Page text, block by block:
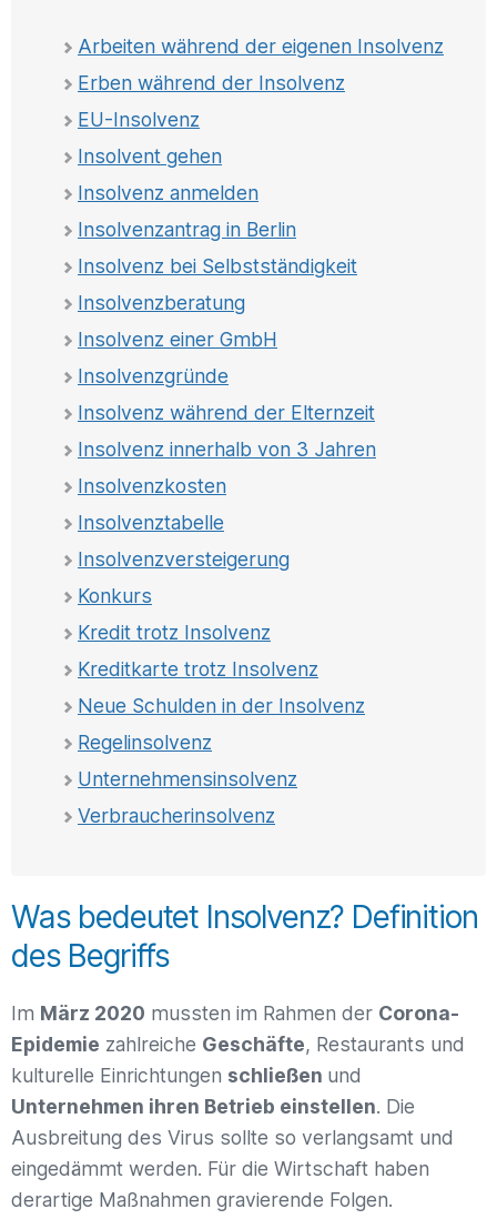
Arbeiten während der eigenen Insolvenz
Erben während der Insolvenz
EU-Insolvenz
Insolvent gehen
Insolvenz anmelden
Insolvenzantrag in Berlin
Insolvenz bei Selbstständigkeit
Insolvenzberatung
Insolvenz einer GmbH
Insolvenzgründe
Insolvenz während der Elternzeit
Insolvenz innerhalb von 3 Jahren
Insolvenzkosten
Insolvenztabelle
Insolvenzversteigerung
Konkurs
Kredit trotz Insolvenz
Kreditkarte trotz Insolvenz
Neue Schulden in der Insolvenz
Regelinsolvenz
Unternehmensinsolvenz
Verbraucherinsolvenz
Was bedeutet Insolvenz? Definition
des Begriffs
Im März 2020 mussten im Rahmen der Corona-
Epidemie zahlreiche Geschäfte, Restaurants und
kulturelle Einrichtungen schließen und
Unternehmen ihren Betrieb einstellen. Die
Ausbreitung des Virus sollte so verlangsamt und
eingedämmt werden. Für die Wirtschaft haben
derartige Maßnahmen gravierende Folgen.